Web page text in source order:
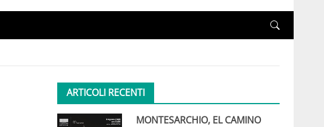
ARTICOLI RECENTI
MONTESARCHIO, EL CAMINO